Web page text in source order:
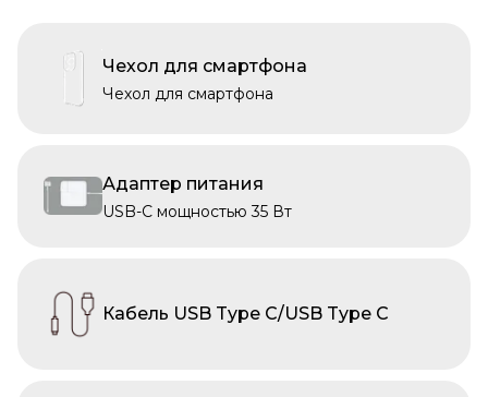
Чехол для смартфона
Чехол для смартфона
Адаптер питания
USB-C мощностью 35 Вт
Кабель USB Type C/USB Type C